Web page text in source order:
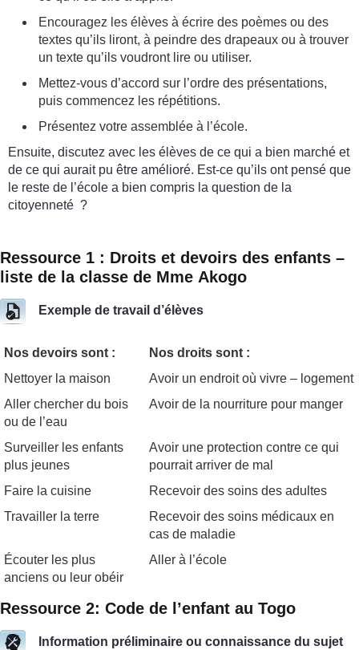
Encouragez les élèves à écrire des poèmes ou des
textes qu’ils liront, à peindre des drapeaux ou à trouver
un texte qu’ils voudront lire ou utiliser.
Mettez-vous d’accord sur l’ordre des présentations,
puis commencez les répétitions.
Présentez votre assemblée à l’école.
Ensuite, discutez avec les élèves de ce qui a bien marché et
de ce qui aurait pu être amélioré. Est-ce qu’ils ont pensé que
le reste de l’école a bien compris la question de la
citoyenneté ?
Ressource 1 : Droits et devoirs des enfants –
liste de la classe de Mme Akogo
Exemple de travail d’élèves
Nos devoirs sont :
Nos droits sont :
Nettoyer la maison
Avoir un endroit où vivre – logement
Aller chercher du bois
ou de l’eau
Avoir de la nourriture pour manger
Surveiller les enfants
plus jeunes
Avoir une protection contre ce qui
pourrait arriver de mal
Faire la cuisine
Recevoir des soins des adultes
Travailler la terre
Recevoir des soins médicaux en
cas de maladie
Écouter les plus
anciens ou leur obéir
Aller à l’école
Ressource 2: Code de l’enfant au Togo
Information préliminaire ou connaissance du sujet